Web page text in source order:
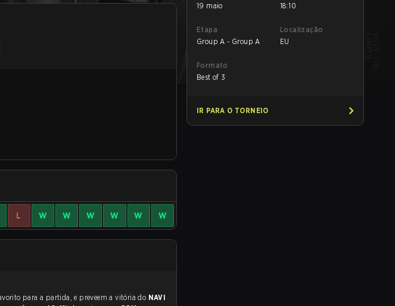
L W W W W W W
Usuários da Strafe tem um favorito para a partida, e preveem a vitória do NAVI
19 maio
18:10
Etapa
Group A - Group A
Localização
EU
Formato
Best of 3
IR PARA O TORNEIO